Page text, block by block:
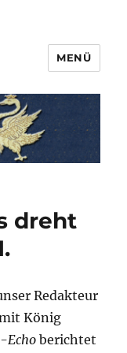
MENÜ
dreht
Redakteur
König
Echoberichtet